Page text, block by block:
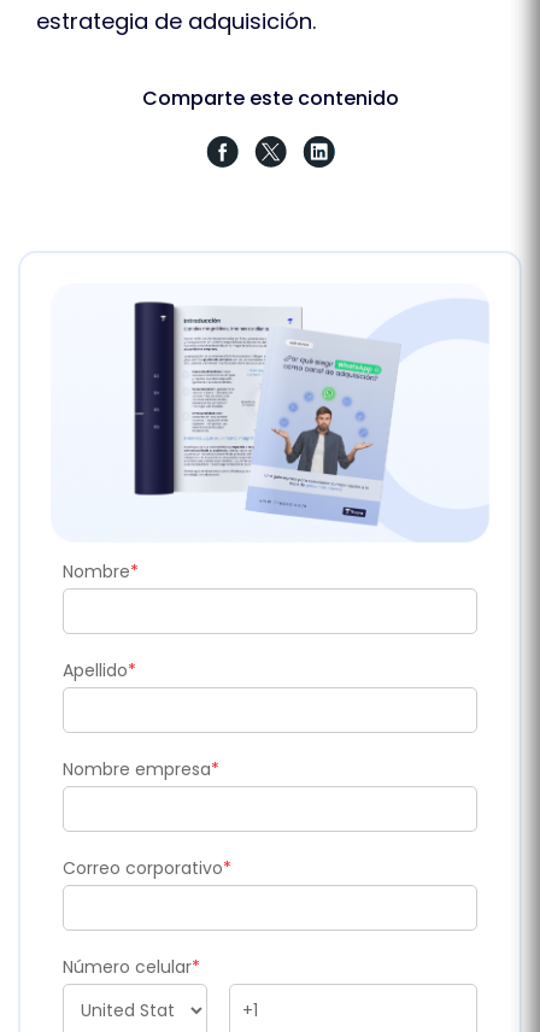
estrategia de adquisición.
Comparte este contenido
Nombre*
Apellido*
Nombre empresa*
Correo corporativo*
Número celular*